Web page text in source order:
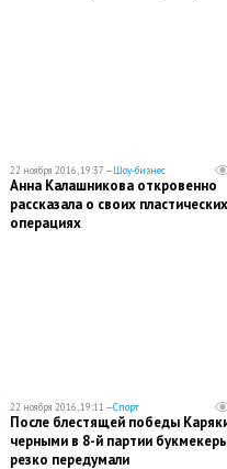
22 ноября 2016, 19:37 —Шоу-бизнес
Анна Калашникова откровенно
рассказала о своих пластических
операциях
22 ноября 2016, 19:11 —Спорт
После блестящей победы
черными в 8-й партии
резко передумали